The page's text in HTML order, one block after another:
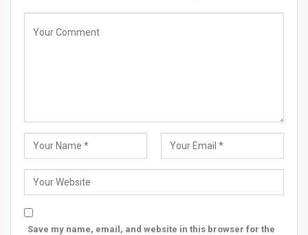
Save my name, email, and website in this browser for the